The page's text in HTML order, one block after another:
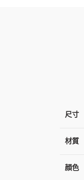
尺寸
材質
顔色